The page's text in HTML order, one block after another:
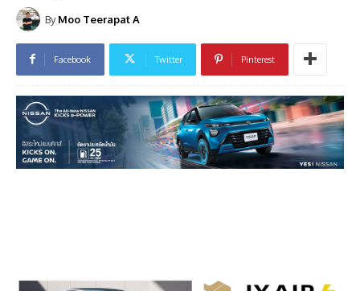
By Moo Teerapat A
Facebook Twitter Pinterest